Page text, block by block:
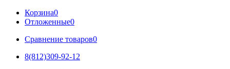
Корзина0
Отложенные0
Сравнение товаров0
8(812)309-92-12